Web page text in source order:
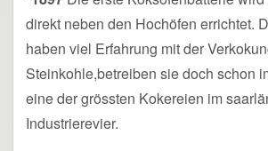
direkt neben den Hochöfen errichtet.
haben viel Erfahrung mit der
Steinkohle,betreiben sie doch schon
eine der grössten Kokereien im
Industrierevier.